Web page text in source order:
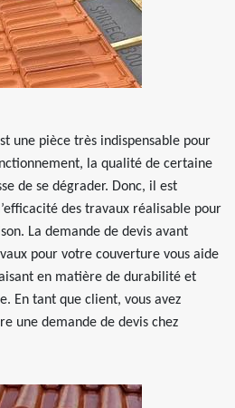
une pièce très indispensable pour
la qualité de certaine
de se dégrader. Donc, il est
des travaux réalisable pour
La demande de devis avant
pour votre couverture vous aide
en matière de durabilité et
En tant que client, vous avez
une demande de devis chez